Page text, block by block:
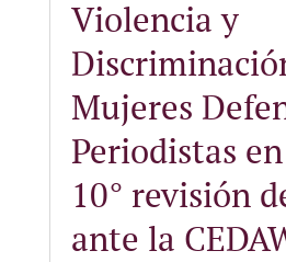
Violencia y
Mujeres
Periodistas
10° revisión
ante la